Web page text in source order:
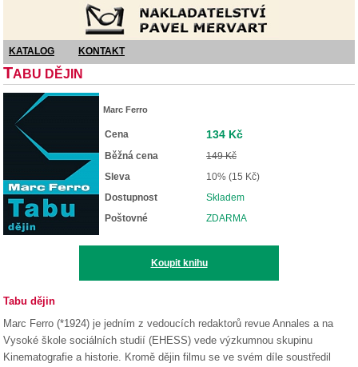
KATALOG KONTAKT
TABU DĚJIN
Marc Ferro
Cena 134 Kč
Běžná cena
149 Kč
Sleva
10% (15 Kč)
Dostupnost
Skladem
Poštovné
ZDARMA
Koupit knihu
Tabu dějin
Marc Ferro (*1924) je jedním z vedoucích redaktorů revue Annales a na
Vysoké škole sociálních studií (EHESS) vede výzkumnou skupinu
Kinematografie a historie. Kromě dějin filmu se ve svém díle soustředil